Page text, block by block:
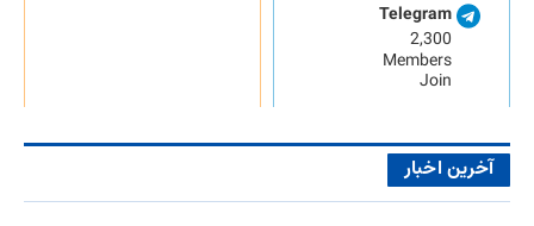
Telegram
2,300
Members
Join
آخرین اخبار